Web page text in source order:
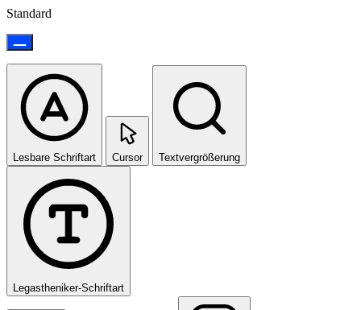
Standard
Lesbare Schriftart Cursor Textvergrößerung
Legastheniker-Schriftart